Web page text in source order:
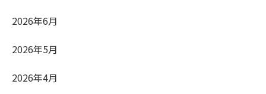
2026年6月
2026年5月
2026年4月